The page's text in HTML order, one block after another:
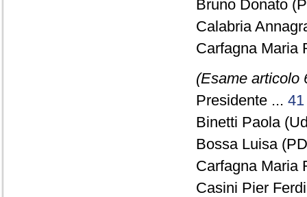
Bruno Donato
Calabria
Carfagna Maria
(Esame articolo
Presidente ... 41
Binetti Paola
Bossa Luisa
Carfagna Maria
Casini Pier